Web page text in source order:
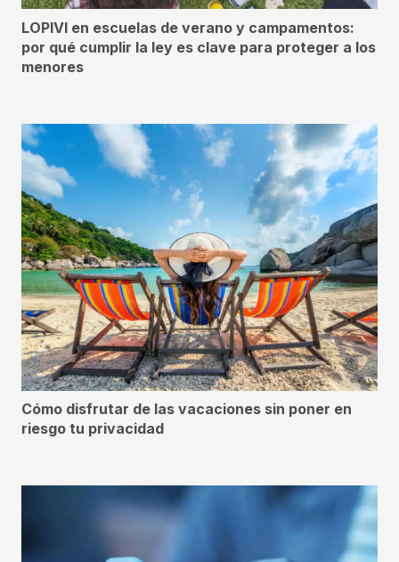
LOPIVI en escuelas de verano y campamentos:
por qué cumplir la ley es clave para proteger a los
menores
Cómo disfrutar de las vacaciones sin poner en
riesgo tu privacidad